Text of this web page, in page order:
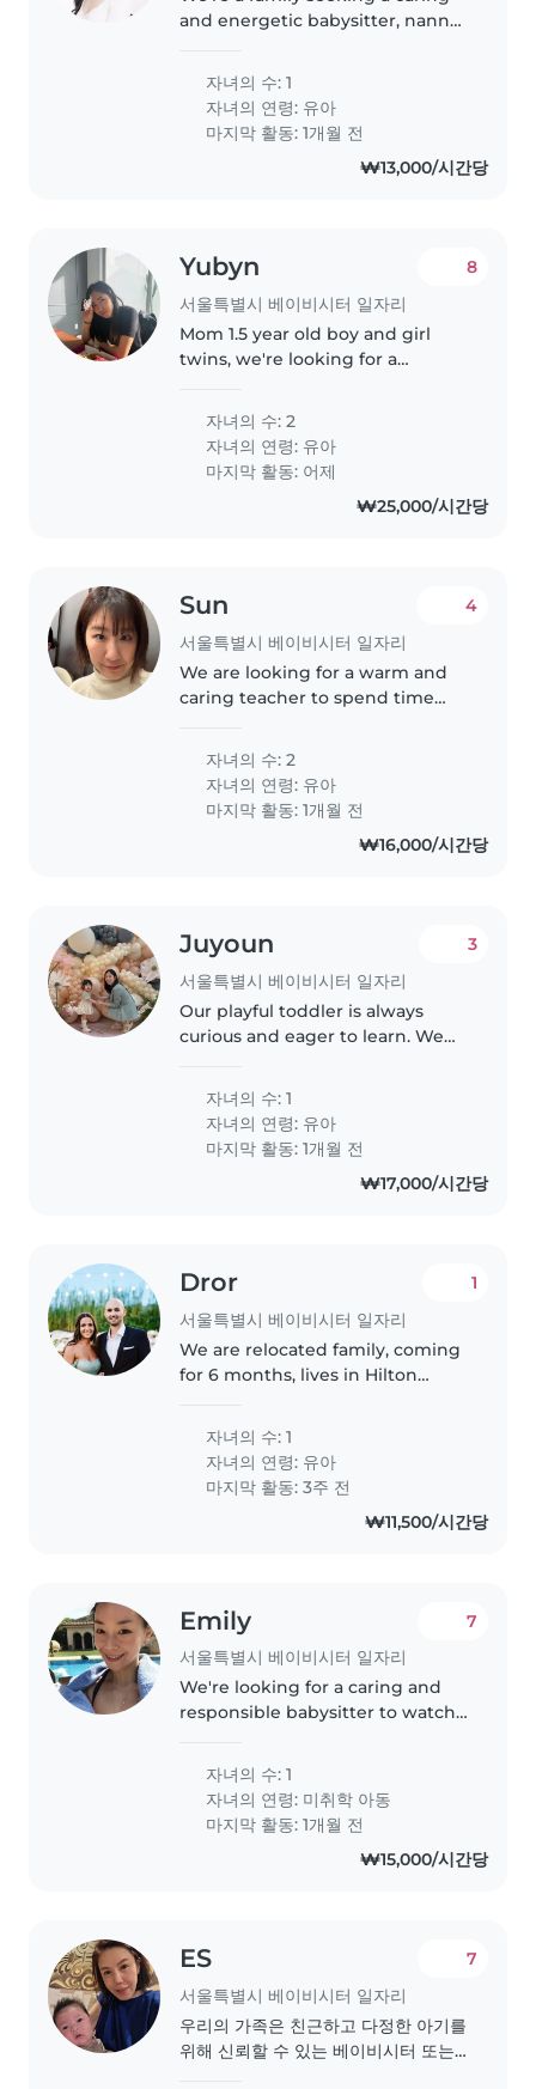
and energetic babysitter, nanny,
toddler. Our little one is full of
energy, loves to chat, and enjoys
sports. We'd love..
자녀의 수: 1
자녀의 연령: 유아
마지막 활동: 1개월 전
₩13,000/시간당
Yubyn
서울특별시 베이비시터 일자리
8
Mom 1.5 year old boy and girl
twins, we're looking for a
occasions so they would be
asleep during the babysitters
time there. Duties would only
include..
자녀의 수: 2
자녀의 연령: 유아
마지막 활동: 어제
₩25,000/시간당
Sun
서울특별시 베이비시터 일자리
4
We are looking for a warm and
caring teacher to spend time
& 2024) after kindergarten.
Working hours: After
kindergarten pickup around 3:00
PM, for..
자녀의 수: 2
자녀의 연령: 유아
마지막 활동: 1개월 전
₩16,000/시간당
Juyoun
서울특별시 베이비시터 일자리
3
Our playful toddler is always
curious and eager to learn. We
or Nanny who is comfortable
with pets, cooking, and light
chores. If you speak English..
자녀의 수: 1
자녀의 연령: 유아
마지막 활동: 1개월 전
₩17,000/시간당
Dror
서울특별시 베이비시터 일자리
1
We are relocated family, coming
for 6 months, lives in Hilton
자녀의 수: 1
자녀의 연령: 유아
마지막 활동: 3주 전
₩11,500/시간당
Emily
서울특별시 베이비시터 일자리
7
We're looking for a caring and
responsible babysitter to watch
preschooler in our home. Our
child is calm and easygoing, and
we'd love someone who can..
자녀의 수: 1
자녀의 연령: 미취학 아동
마지막 활동: 1개월 전
₩15,000/시간당
ES
서울특별시 베이비시터 일자리
7
우리의 가족은 친근하고 다정한 아기를
위해 신뢰할 수 있는 베이비시터 또는